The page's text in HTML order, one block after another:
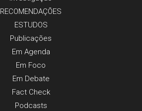
RECOMENDAÇÕES
ESTUDOS
Publicaçõеs
Em Agenda
Em Foco
Em Debate
Fact Check
Podcasts